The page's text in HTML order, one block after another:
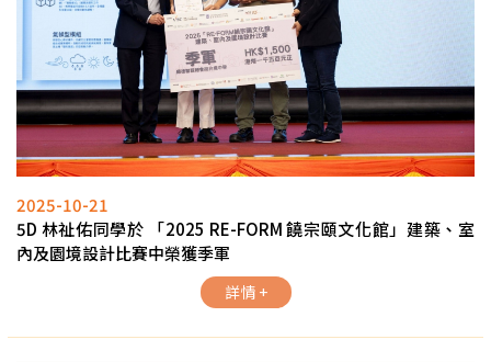
2025-10-21
5D 林祉佑同學於 「2025 RE-FORM 饒宗頤文化館」建築、室
內及園境設計比賽中榮獲季軍
詳情 +